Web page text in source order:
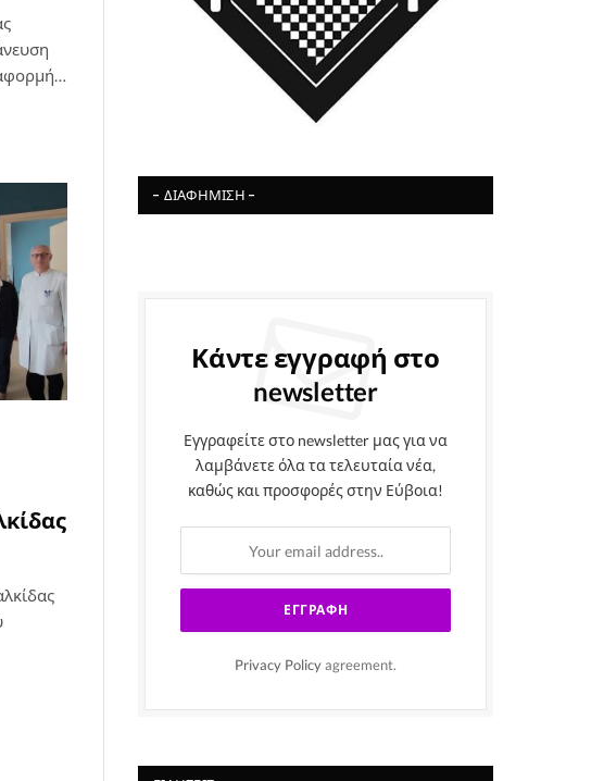
- ΔΙΑΦΉΜΙΣΗ -
Κάντε εγγραφή στο
newsletter
Εγγραφείτε στο newsletter μας για να
λαμβάνετε όλα τα τελευταία νέα,
καθώς και προσφορές στην Εύβοια!
Privacy Policy agreement.